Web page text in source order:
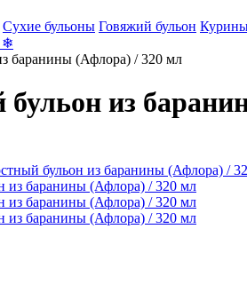
Сухие бульоны Говяжий бульон
❄
баранины (Афлора) / 320 мл
бульон из